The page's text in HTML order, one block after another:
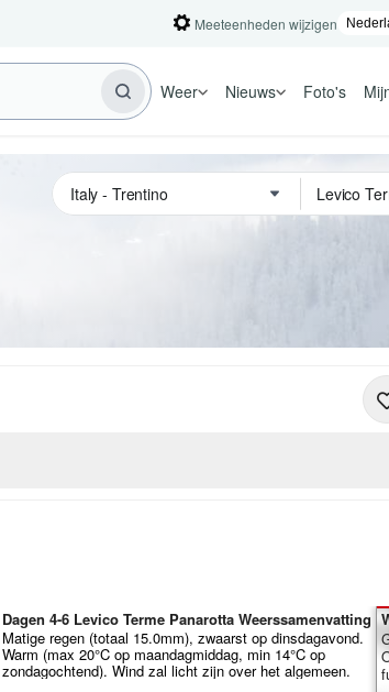
Meeteenheden wijzigen
Weer Nieuws Foto's
Dagen 4-6 Levico Terme Panarotta Weerssamenvatting
Matige regen (totaal 15.0mm), zwaarst op dinsdagavond.
Warm (max 20°C op maandagmiddag, min 14°C op
zondagochtend). Wind zal licht zijn over het algemeen.